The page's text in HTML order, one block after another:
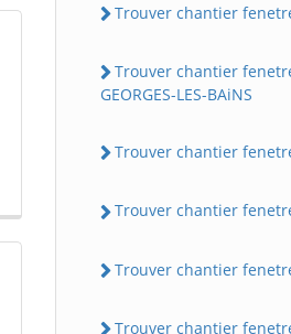
Trouver chantier
Trouver chantier
GEORGES-LES-BAiNS
Trouver chantier fenetre
Trouver chantier
Trouver chantier fenetre
Trouver chantier